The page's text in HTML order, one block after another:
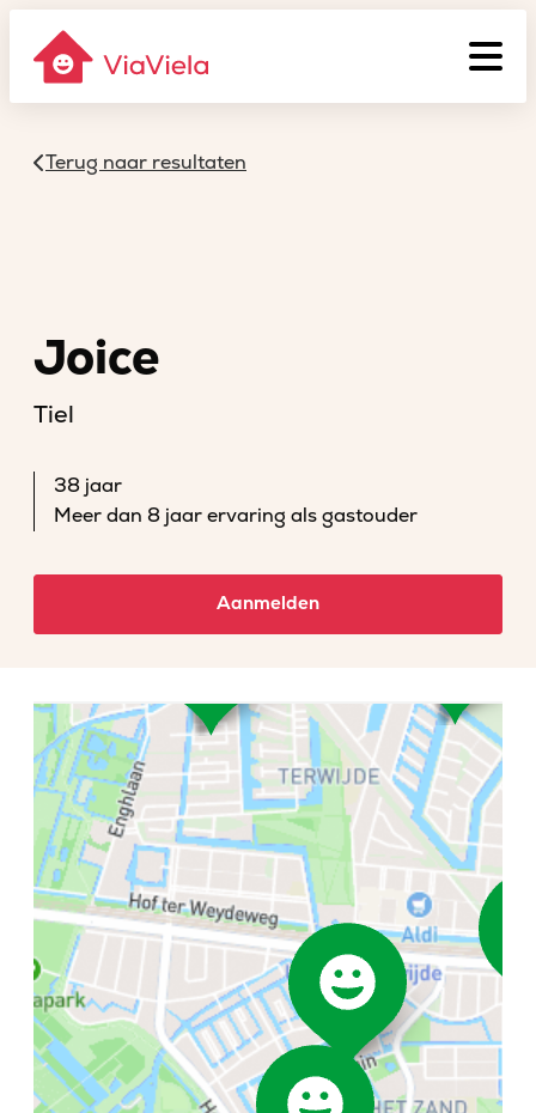
Terug naar resultaten
Joice
Tiel
38 jaar
Meer dan 8 jaar ervaring als gastouder
Aanmelden